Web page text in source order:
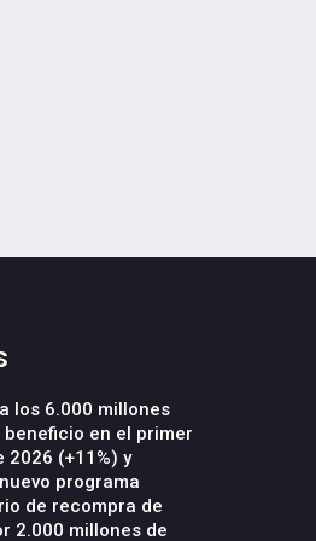
los 6.000 millones
beneficio en el primer
2026 (+11%) y
programa
de recompra de
2.000 millones de